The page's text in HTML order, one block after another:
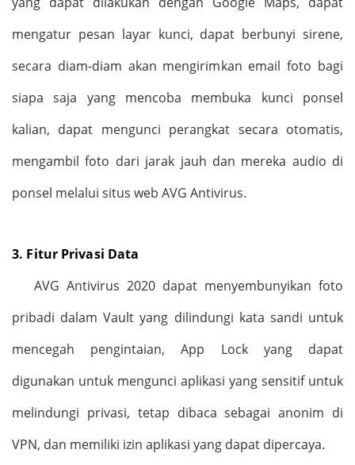
mengatur pesan layar kunci, dapat berbunyi sirene,
secara diam-diam akan mengirimkan email foto bagi
siapa saja yang mencoba membuka kunci ponsel
kalian, dapat mengunci perangkat secara otomatis,
mengambil foto dari jarak jauh dan mereka audio di
ponsel melalui situs web AVG Antivirus.
3. Fitur Privasi Data
AVG Antivirus 2020 dapat menyembunyikan foto
pribadi dalam Vault yang dilindungi kata sandi untuk
mencegah pengintaian, App Lock yang dapat
digunakan untuk mengunci aplikasi yang sensitif untuk
melindungi privasi, tetap dibaca sebagai anonim di
VPN, dan memiliki izin aplikasi yang dapat dipercaya.